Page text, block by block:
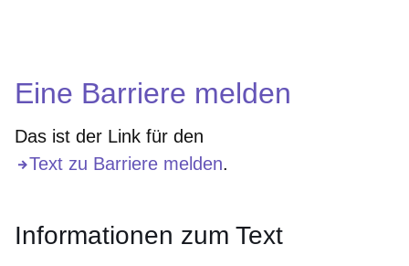
Eine Barriere melden
Das ist der Link für den
Text zu Barriere melden.
Informationen zum Text